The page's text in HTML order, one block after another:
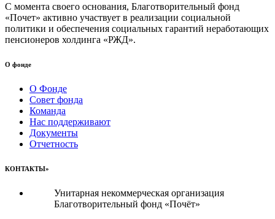
С момента своего основания, Благотворительный фонд
«Почет» активно участвует в реализации социальной
политики и обеспечения социальных гарантий неработающих
пенсионеров холдинга «РЖД».
О фонде
О Фонде
Совет фонда
Команда
Нас поддерживают
Документы
Отчетность
КОНТАКТЫ»
Унитарная некоммерческая организация
Благотворительный фонд «Почёт»